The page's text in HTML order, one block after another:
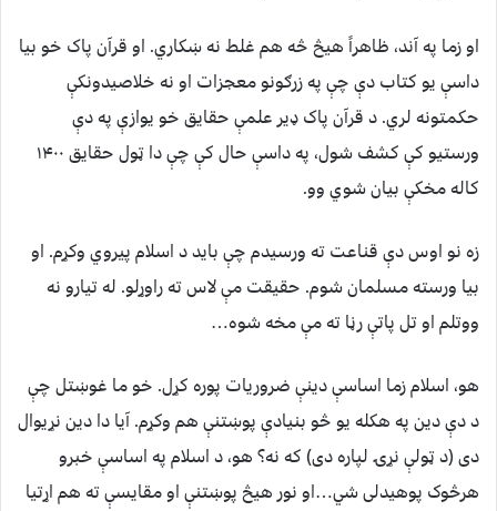
او زما په آند، ظاهراً هیڅ څه هم غلط نه ښکاري. او قرآن پاک خو بیا
داسې یو کتاب دې چې په زرګونو معجزات او نه خلاصیدونکې
حکمتونه لري. د قرآن پاک ډیر علمې حقایق خو یوازې په دې
ورستیو کې کشف شول، په داسې حال کې چې دا ټول حقایق ۱۴۰۰
کاله مخکې بیان شوي وو.
زه نو اوس دې قناعت ته ورسیدم چې باید د اسلام پیروي وکړم. او
بیا ورسته مسلمان شوم. حقیقت مې لاس ته راوړلو. له تیارو نه
ووتلم او تل پاتې رڼا ته مې مخه شوه…
هو، اسلام زما اساسې دینې ضروریات پوره کړل. خو ما غوښتل چې
د دې دین په هکله یو څو بنیادې پوښتنې هم وکړم. آيا دا دین نړیوال
دی (د ټولې نړۍ لپاره دی) که نه؟ هو، د اسلام په اساسې خبرو
هرڅوک پوهیدلی شي…او نور هیڅ پوښتنې او مقایسې ته هم اړتیا